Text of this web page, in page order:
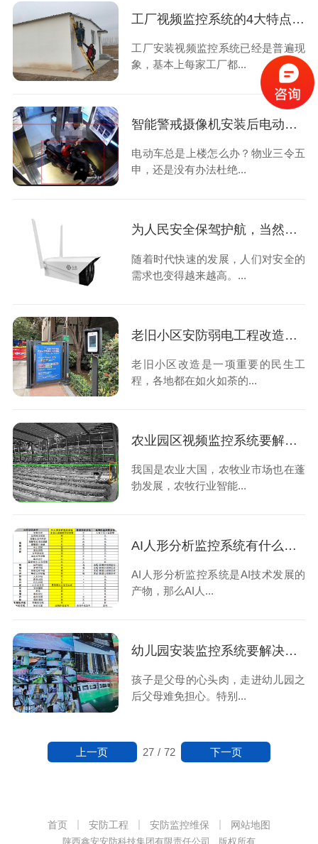
工厂视频监控系统的4大特点，符合这些特点才能更好保证工厂安全
工厂安装视频监控系统已经是普遍现
象，基本上每家工厂都...
智能警戒摄像机安装后电动车就不能上楼了，杜绝安全隐患
电动车总是上楼怎么办？物业三令五
申，还是没有办法杜绝...
为人民安全保驾护航，当然少不了智能视频监控系统
随着时代快速的发展，人们对安全的
需求也变得越来越高。...
老旧小区安防弱电工程改造项目要重点改造哪些配套设施？
老旧小区改造是一项重要的民生工
程，各地都在如火如荼的...
农业园区视频监控系统要解决的问题有哪些？
我国是农业大国，农牧业市场也在蓬
勃发展，农牧行业智能...
AI人形分析监控系统有什么特别之处？一张图清晰告诉你
AI人形分析监控系统是AI技术发展的
产物，那么AI人...
幼儿园安装监控系统要解决以下3个问题，快来看看吧！
孩子是父母的心头肉，走进幼儿园之
后父母难免担心。特别...
27 / 72
上一页 下一页
首页 安防工程 安防监控维保 网站地图
陕西鑫安安防科技集团有限责任公司 版权所有